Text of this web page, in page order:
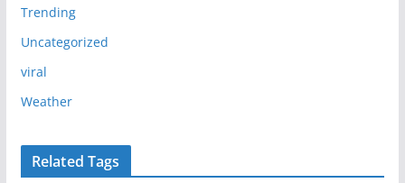
Trending
Uncategorized
viral
Weather
Related Tags